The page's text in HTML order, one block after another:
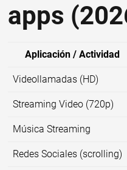
apps
Aplicación / Actividad
Videollamadas (HD)
Streaming Video (720p)
Música Streaming
Redes Sociales (scrolling)